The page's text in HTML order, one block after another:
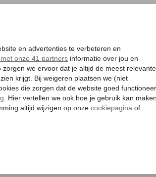
Geen
resultaten
Hoteltips Vakantie boeken